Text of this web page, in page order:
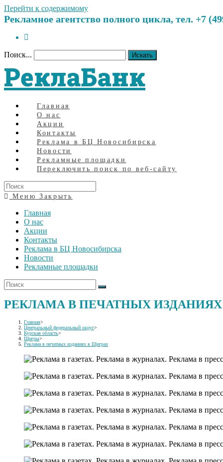
Перейти к содержимому
Рекламное агентство полного цикла, тел. +7
Поиск... Искать
РеклаБанк
Главная
О нас
Акции
Контакты
Реклама в БЦ Новосибирска
Новости
Рекламные площадки
Переключить поиск по веб-сайту
Меню Закрыть
Главная
О нас
Акции
Контакты
Реклама в БЦ Новосибирска
Новости
Рекламные площадки
РЕКЛАМА В ПЕЧАТНЫХ
Главная>
Центральный федеральный округ>
Курская область>
Щигры>
Реклама в печатных изданиях в Щиграх